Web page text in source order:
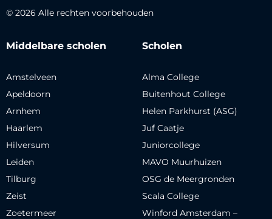
© 2026 Alle rechten voorbehouden
Middelbare scholen
Amstelveen
Apeldoorn
Arnhem
Haarlem
Hilversum
Leiden
Tilburg
Zeist
Zoetermeer
Scholen
Alma College
Buitenhout College
Helen Parkhurst (ASG)
Juf Caatje
Juniorcollege
MAVO Muurhuizen
OSG de Meergronden
Scala College
Winford Amsterdam –